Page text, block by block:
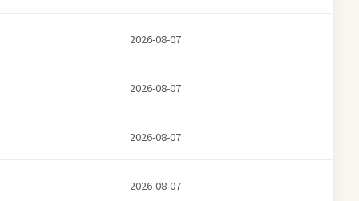
2026-08-07
2026-08-07
2026-08-07
2026-08-07